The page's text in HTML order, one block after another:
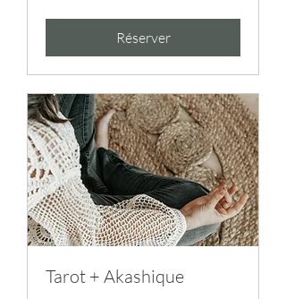
Réserver
Tarot + Akashique